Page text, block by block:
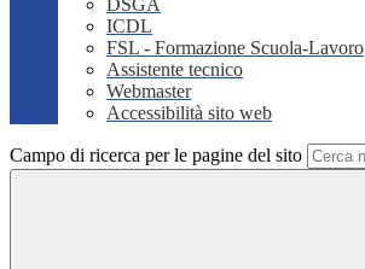
DSGA
ICDL
FSL - Formazione Scuola-Lavoro
Assistente tecnico
Webmaster
Accessibilità sito web
Campo di ricerca per le pagine del sito